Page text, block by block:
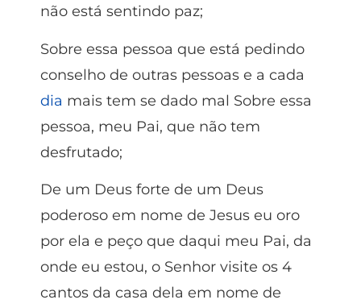
não está sentindo paz;
Sobre essa pessoa que está pedindo
conselho de outras pessoas e a cada
dia mais tem se dado mal Sobre essa
pessoa, meu Pai, que não tem
desfrutado;
De um Deus forte de um Deus
poderoso em nome de Jesus eu oro
por ela e peço que daqui meu Pai, da
onde eu estou, o Senhor visite os 4
cantos da casa dela em nome de